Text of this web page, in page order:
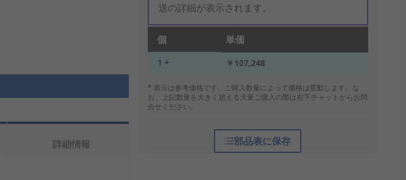
送の詳細が表示されます。
個 単価
1 + ￥107,248
* 表示は参考価格です。ご購入数量によって価格は変動します。な
お、上記数量を大きく超える大量ご購入の際は右下チャットからお問
合せください。
部品表に保存
詳細情報